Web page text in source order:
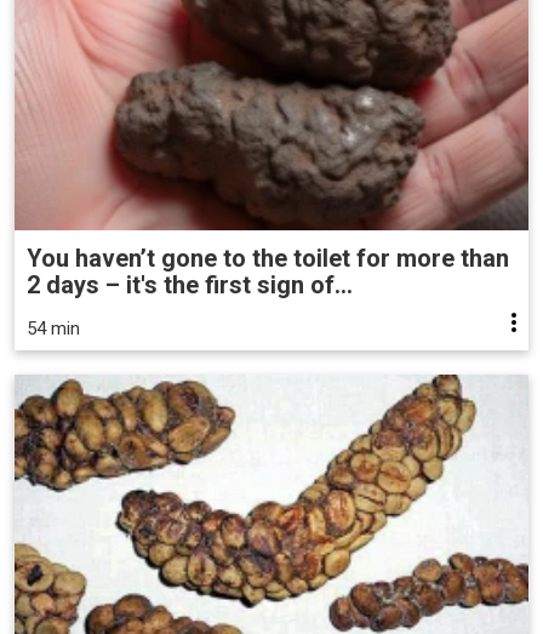
You haven’t gone to the toilet for more than
2 days – it's the first sign of...
54 min